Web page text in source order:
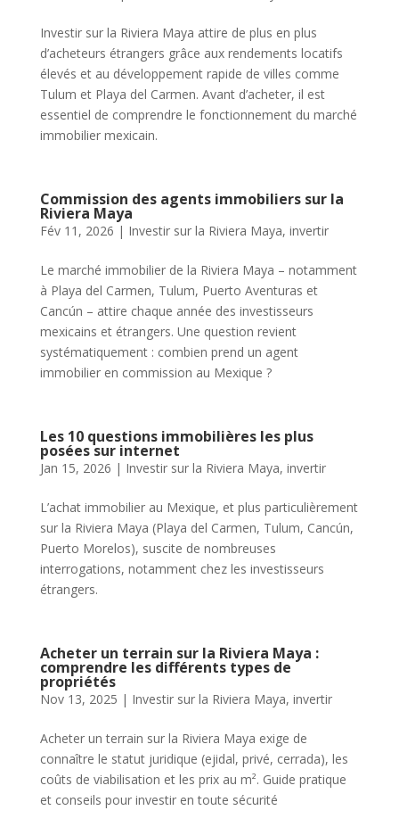
Investir sur la Riviera Maya attire de plus en plus
d’acheteurs étrangers grâce aux rendements locatifs
élevés et au développement rapide de villes comme
Tulum et Playa del Carmen. Avant d’acheter, il est
essentiel de comprendre le fonctionnement du marché
immobilier mexicain.
Commission des agents immobiliers sur la
Riviera Maya
Fév 11, 2026 | Investir sur la Riviera Maya, invertir
Le marché immobilier de la Riviera Maya – notamment
à Playa del Carmen, Tulum, Puerto Aventuras et
Cancún – attire chaque année des investisseurs
mexicains et étrangers. Une question revient
systématiquement : combien prend un agent
immobilier en commission au Mexique ?
Les 10 questions immobilières les plus
posées sur internet
Jan 15, 2026 | Investir sur la Riviera Maya, invertir
L’achat immobilier au Mexique, et plus particulièrement
sur la Riviera Maya (Playa del Carmen, Tulum, Cancún,
Puerto Morelos), suscite de nombreuses
interrogations, notamment chez les investisseurs
étrangers.
Acheter un terrain sur la Riviera Maya :
comprendre les différents types de
propriétés
Nov 13, 2025 | Investir sur la Riviera Maya, invertir
Acheter un terrain sur la Riviera Maya exige de
connaître le statut juridique (ejidal, privé, cerrada), les
coûts de viabilisation et les prix au m². Guide pratique
et conseils pour investir en toute sécurité